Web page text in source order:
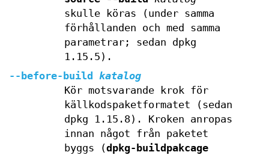
skulle köras (under samma
förhållanden och med samma
parametrar; sedan dpkg
1.15.5).
--before-build
katalog
Kör motsvarande krok för
källkodspaketformatet (sedan
dpkg 1.15.8). Kroken anropas
innan något från paketet
byggs (dpkg-buildpakcage